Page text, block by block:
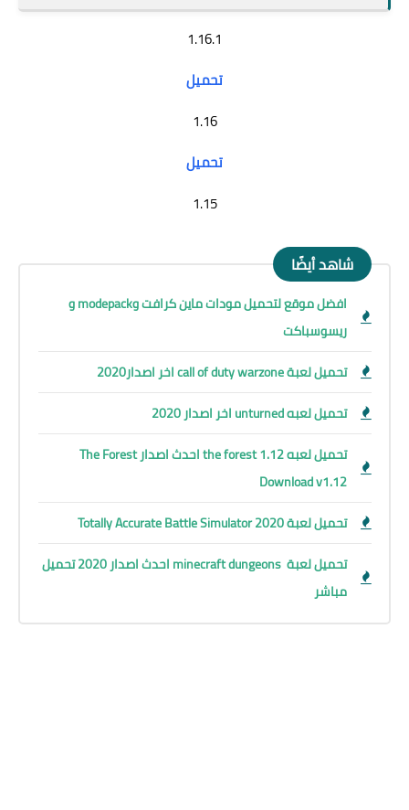
1.16.1
تحميل
1.16
تحميل
1.15
شاهد أيضًا
افضل موقع لتحميل مودات ماين كرافت وmodepack و
ريسوسباكت
تحميل لعبة call of duty warzone اخر اصدار2020
تحميل لعبه unturned اخر اصدار 2020
تحميل لعبه the forest 1.12 احدث اصدار The Forest
Download v1.12
تحميل لعبة Totally Accurate Battle Simulator 2020
تحميل لعبة minecraft dungeons احدث اصدار 2020 تحميل
مباشر